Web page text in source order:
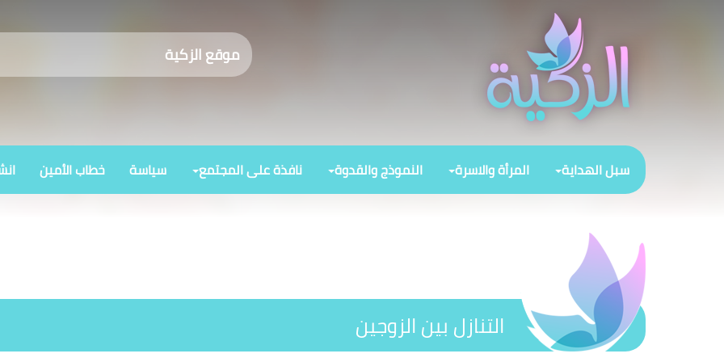
موقع الزكية
سبل الهداية المرأة والاسرة النموذج والقدوة نافذة على المجتمع سياسة خطاب الأمين
التنازل بين الزوجين